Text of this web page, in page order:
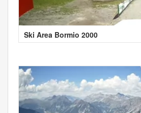
Ski Area Bormio 2000